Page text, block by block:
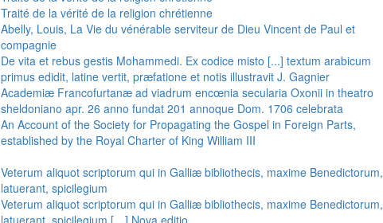
Traité de la vérité de la religion chrétienne
Abelly, Louis, La Vie du vénérable serviteur de Dieu Vincent de Paul et
compagnie
De vita et rebus gestis Mohammedi. Ex codice misto [...] textum arabicum
primus edidit, latine vertit, præfatione et notis illustravit J. Gagnier
Academiæ Francofurtanæ ad viadrum encœnia secularia Oxonii in theatro
sheldoniano apr. 26 anno fundat 201 annoque Dom. 1706 celebrata
An Account of the Society for Propagating the Gospel in Foreign Parts,
established by the Royal Charter of King William III
Veterum aliquot scriptorum qui in Galliæ bibliothecis, maxime Benedictorum,
latuerant, spicilegium
Veterum aliquot scriptorum qui in Galliæ bibliothecis, maxime Benedictorum,
latuerant, spicilegium […] Nova editio